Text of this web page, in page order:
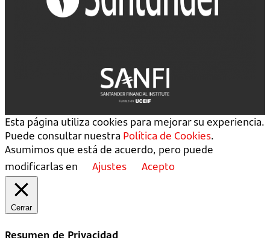
Esta página utiliza cookies para mejorar su experiencia.
Puede consultar nuestra Política de Cookies.
Asumimos que está de acuerdo, pero puede
modificarlas en
Ajustes Acepto
Cerrar
Resumen de Privacidad